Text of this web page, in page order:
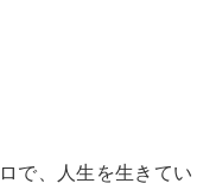
で、人生を生きてい